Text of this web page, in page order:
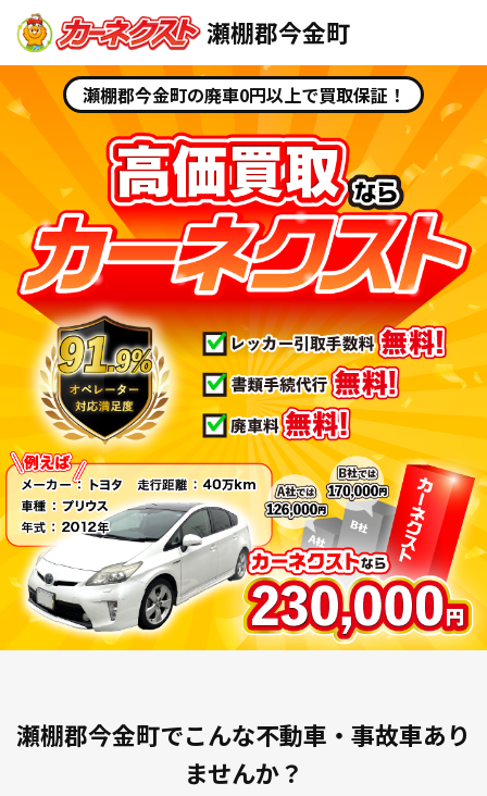
瀬棚郡今金町
瀬棚郡今金町の廃車0円以上で買取保証！
瀬棚郡今金町でこんな不動車・事故車あり
ませんか？